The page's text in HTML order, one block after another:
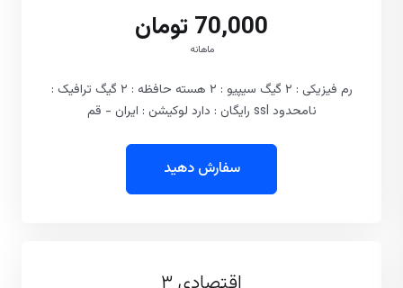
70,000 تومان
ماهانه
رم فیزیکی : ۲ گیگ سیپیو : ۲ هسته حافظه : ۲ گیگ ترافیک :
نامحدود ssl رایگان : دارد لوکیشن : ایران - قم
سفارش دهید